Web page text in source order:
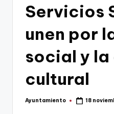
Cartagena,
Cartagena,
Servicios
unen por
social y
cultural
Publicado
Ayuntamiento 18